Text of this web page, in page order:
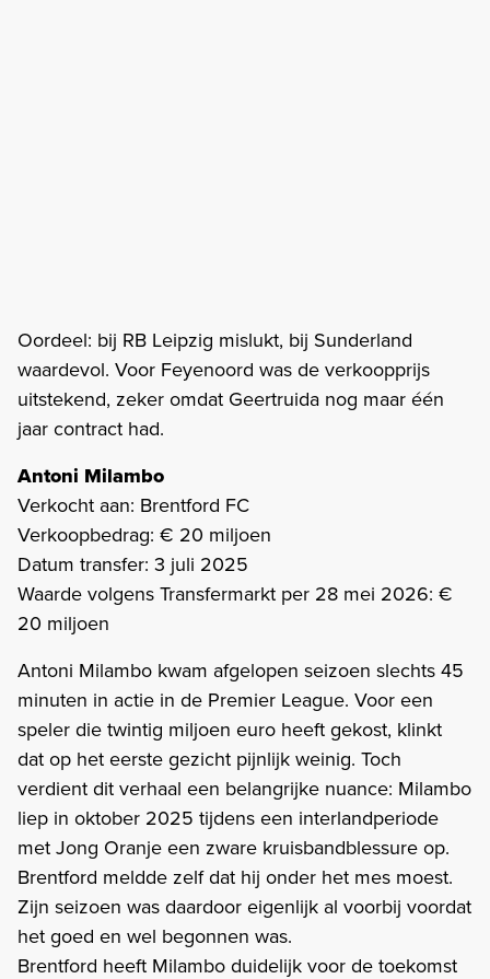
Oordeel: bij RB Leipzig mislukt, bij Sunderland
waardevol. Voor Feyenoord was de verkoopprijs
uitstekend, zeker omdat Geertruida nog maar één
jaar contract had.
Antoni Milambo
Verkocht aan: Brentford FC
Verkoopbedrag: € 20 miljoen
Datum transfer: 3 juli 2025
Waarde volgens Transfermarkt per 28 mei 2026: €
20 miljoen
Antoni Milambo kwam afgelopen seizoen slechts 45
minuten in actie in de Premier League. Voor een
speler die twintig miljoen euro heeft gekost, klinkt
dat op het eerste gezicht pijnlijk weinig. Toch
verdient dit verhaal een belangrijke nuance: Milambo
liep in oktober 2025 tijdens een interlandperiode
met Jong Oranje een zware kruisbandblessure op.
Brentford meldde zelf dat hij onder het mes moest.
Zijn seizoen was daardoor eigenlijk al voorbij voordat
het goed en wel begonnen was.
Brentford heeft Milambo duidelijk voor de toekomst